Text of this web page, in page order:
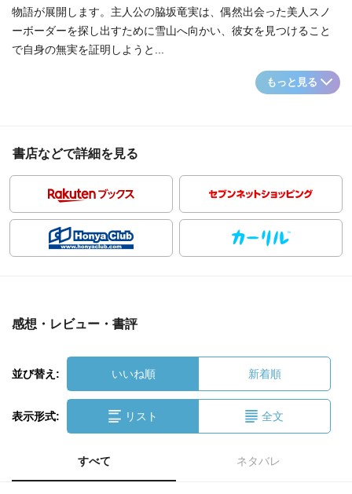
物語が展開します。主人公の脇坂竜実は、偶然出会った美人スノ
ーボーダーを探し出すために雪山へ向かい、彼女を見つけること
で自身の無実を証明しようと...
もっと見る
書店などで詳細を見る
感想・レビュー・書評
並び替え: いいね順 新着順
表示形式: リスト 全文
すべて ネタバレ